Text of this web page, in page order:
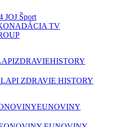
JOJ Šport
NADÁCIA TV
ZDRAVIEHISTORY
ZDRAVIE HISTORY
EUNOVINY